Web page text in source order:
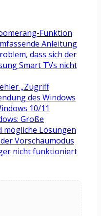
Funktion
Anleitung
dass sich der
Smart TVs nicht
„Zugriff
des Windows
10/11
Große
Lösungen
Vorschaumodus
nicht funktioniert